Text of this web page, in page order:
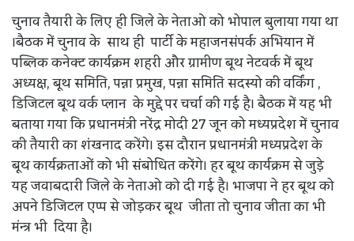
चुनाव तैयारी के लिए ही जिले के नेताओ को भोपाल बुलाया गया था
।बैठक में चुनाव के साथ ही पार्टी के महाजनसंपर्क अभियान में
पब्लिक कनेक्ट कार्यक्रम शहरी और ग्रामीण बूथ नेटवर्क में बूथ
अध्यक्ष, बूथ समिति, पन्ना प्रमुख, पन्ना समिति सदस्यो की वर्किंग ,
डिजिटल बूथ वर्क प्लान के मुद्दे पर चर्चा की गई है। बैठक में यह भी
बताया गया कि प्रधानमंत्री नरेंद्र मोदी 27 जून को मध्यप्रदेश में चुनाव
की तैयारी का शंखनाद करेंगे। इस दौरान प्रधानमंत्री मध्यप्रदेश के
बूथ कार्यक्रताओं को भी संबोधित करेंगे। हर बूथ कार्यक्रम से जुड़े
यह जवाबदारी जिले के नेताओ को दी गई है। भाजपा ने हर बूथ को
अपने डिजिटल एप्प से जोड़कर बूथ जीता तो चुनाव जीता का भी
मंन्त्र भी दिया है।